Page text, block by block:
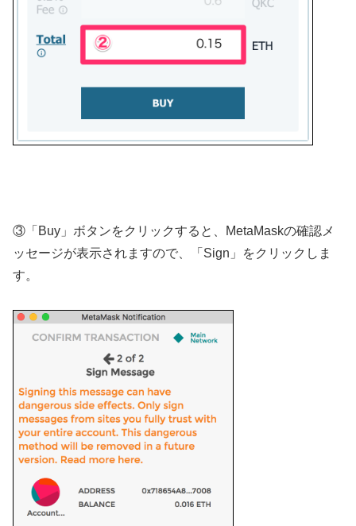
③「Buy」ボタンをクリックすると、MetaMaskの確認メ
ッセージが表示されますので、「Sign」をクリックしま
す。